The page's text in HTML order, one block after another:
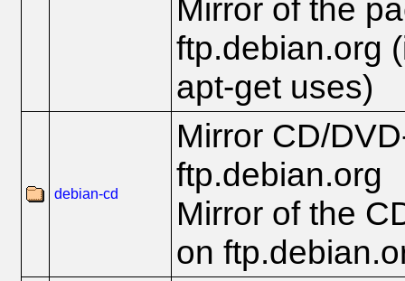
Mirror of the
ftp.debian.org
apt-get uses)
debian-cd
Mirror CD/
ftp.debian.org
Mirror of the
on